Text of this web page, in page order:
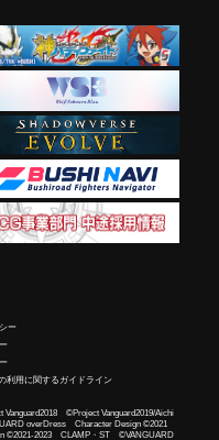
ー
利用に関するガイドライン
©Project Vanguard2019/Aichi
overDress Character Design ©2021
©2021-2023 CLAMP・ST ©VANGUARD